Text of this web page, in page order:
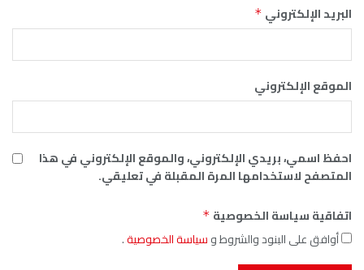
البريد الإلكتروني *
الموقع الإلكتروني
احفظ اسمي، بريدي الإلكتروني، والموقع الإلكتروني في هذا
المتصفح لاستخدامها المرة المقبلة في تعليقي.
اتفاقية سياسة الخصوصية *
أوافق على البنود والشروط وسياسة الخصوصية.